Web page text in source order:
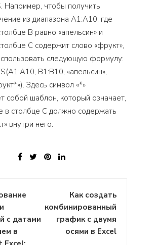
Например, чтобы получить
из диапазона A1:A10, где
B равно «апельсин» и
C содержит слово «фрукт»,
следующую формулу:
B1:B10, «апельсин»,
Здесь символ «*»
собой шаблон, который означает,
в столбце C должно содержать
внутри него.
с датами
в
Как создать
комбинированный
график с двумя
осями в Excel